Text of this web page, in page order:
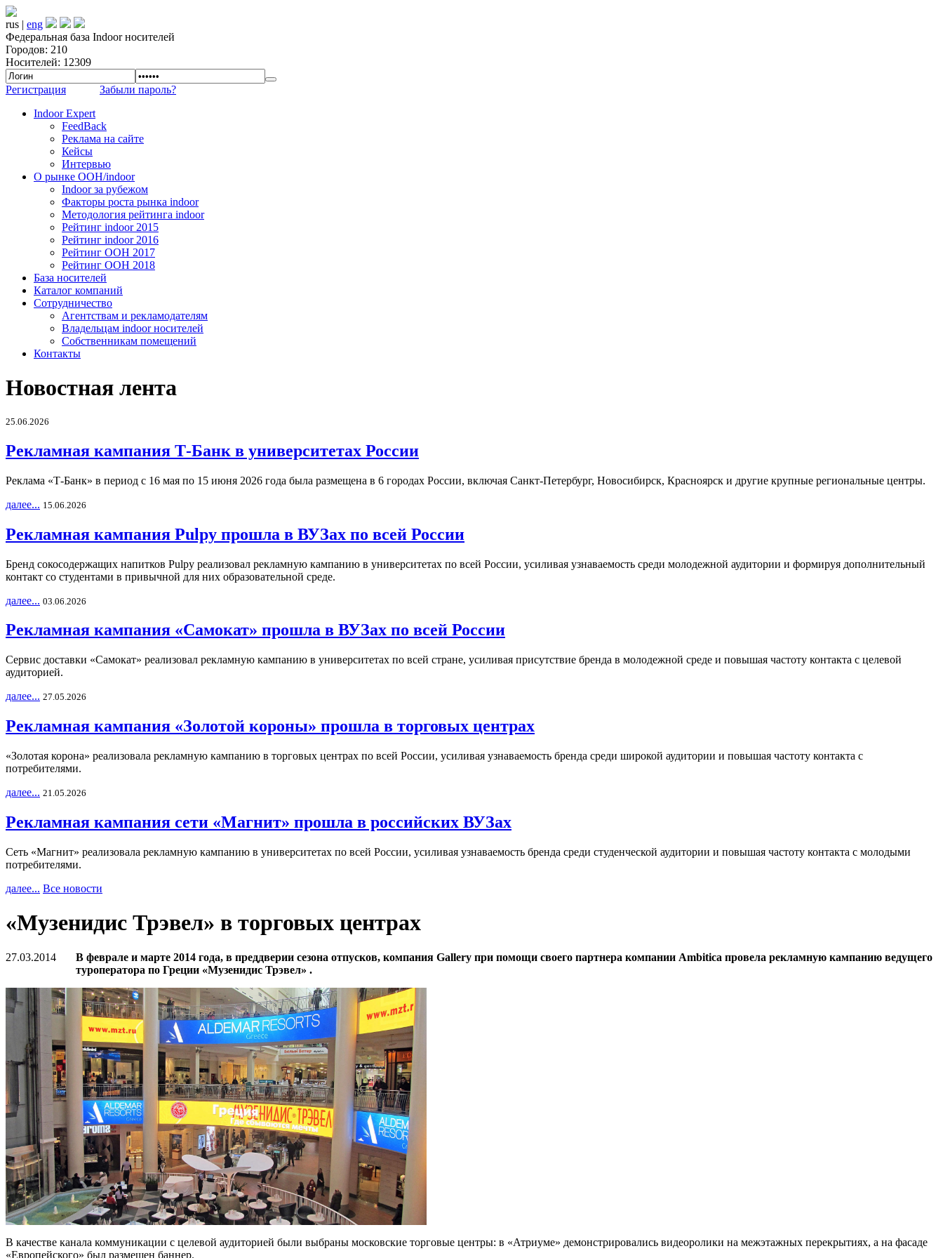
rus | eng
Федеральная база Indoor носителей
Городов: 210
Носителей: 12309
Регистрация
Забыли пароль?
Indoor Expert
FeedBack
Реклама на сайте
Кейсы
Интервью
О рынке OOH/indoor
Indoor за рубежом
Факторы роста рынка indoor
Методология рейтинга indoor
Рейтинг indoor 2015
Рейтинг indoor 2016
Рейтинг OOH 2017
Рейтинг OOH 2018
База носителей
Каталог компаний
Сотрудничество
Агентствам и рекламодателям
Владельцам indoor носителей
Собственникам помещений
Контакты
Новостная лента
25.06.2026
Рекламная кампания Т-Банк в университетах России
Реклама «Т-Банк» в период с 16 мая по 15 июня 2026 года была размещена в 6 городах России, включая Санкт-Петербург, Новосибирск, Красноярск и другие крупные региональные центры.
далее... 15.06.2026
Рекламная кампания Pulpy прошла в ВУЗах по всей России
Бренд сокосодержащих напитков Pulpy реализовал рекламную кампанию в университетах по всей России, усиливая узнаваемость среди молодежной аудитории и формируя дополнительный
контакт со студентами в привычной для них образовательной среде.
далее... 03.06.2026
Рекламная кампания «Самокат» прошла в ВУЗах по всей России
Сервис доставки «Самокат» реализовал рекламную кампанию в университетах по всей стране, усиливая присутствие бренда в молодежной среде и повышая частоту контакта с целевой
аудиторией.
далее... 27.05.2026
Рекламная кампания «Золотой короны» прошла в торговых центрах
«Золотая корона» реализовала рекламную кампанию в торговых центрах по всей России, усиливая узнаваемость бренда среди широкой аудитории и повышая частоту контакта с
потребителями.
далее... 21.05.2026
Рекламная кампания сети «Магнит» прошла в российских ВУЗах
Сеть «Магнит» реализовала рекламную кампанию в университетах по всей России, усиливая узнаваемость бренда среди студенческой аудитории и повышая частоту контакта с молодыми
потребителями.
далее... Все новости
«Музенидис Трэвел» в торговых центрах
27.03.2014
В феврале и марте 2014 года, в преддверии сезона отпусков, компания Gallery при помощи своего партнера компании Ambitica провела рекламную кампанию ведущего
туроператора по Греции «Музенидис Трэвел» .
В качестве канала коммуникации с целевой аудиторией были выбраны московские торговые центры: в «Атриуме» демонстрировались видеоролики на межэтажных перекрытиях, а на фасаде
«Европейского» был размещен баннер.